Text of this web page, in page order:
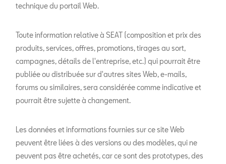
technique du portail Web.
Toute information relative à SEAT (composition et prix des
produits, services, offres, promotions, tirages au sort,
campagnes, détails de l'entreprise, etc.) qui pourrait être
publiée ou distribuée sur d'autres sites Web, e-mails,
forums ou similaires, sera considérée comme indicative et
pourrait être sujette à changement.
Les données et informations fournies sur ce site Web
peuvent être liées à des versions ou des modèles, qui ne
peuvent pas être achetés, car ce sont des prototypes, des